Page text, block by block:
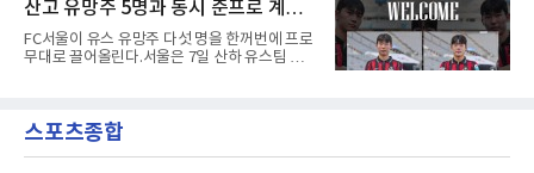
연합뉴스 취재를 종합하면 서울경찰청 광역수사
단 금융범죄수사대는 전날 축구협회 사무실 등
을 압수수색해 감독 선임 관련 자료를 다수 확보
했다. 특히 감독 후보를 검토해 이사회에 추천하
독을 1순위 후보로 정하고 검증한 과정, 이사회
의 최종 승인 경위를 살
산고 유망주 5명과 동시 준프로 계
약...ACL2 겨냥
FC서울이 유스 유망주 다섯 명을 한꺼번에 프로
무대로 끌어올린다.서울은 7일 산하 유스팀 서
현·정현웅과 2학년 정하원이 대상이다.오산고의
성적이 배경이 됐다. 올 시즌 백운기 전국 고등학
스포츠종합